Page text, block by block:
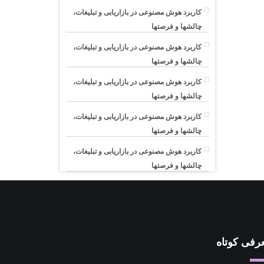
کاربرد هوش مصنوعی در بازاریابی و تبلیغات،
چالشها و فرصتها
کاربرد هوش مصنوعی در بازاریابی و تبلیغات،
چالشها و فرصتها
کاربرد هوش مصنوعی در بازاریابی و تبلیغات،
چالشها و فرصتها
کاربرد هوش مصنوعی در بازاریابی و تبلیغات،
چالشها و فرصتها
کاربرد هوش مصنوعی در بازاریابی و تبلیغات،
چالشها و فرصتها
کوتاه